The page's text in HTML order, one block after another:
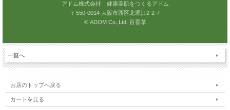
アドム株式会社 健康美肌をつくるアドム
〒550-0014 大阪市西区北堀江2-2-7
© ADOM Co.,Ltd. 百香草
一覧へ
お店のトップへ戻る
カートを見る